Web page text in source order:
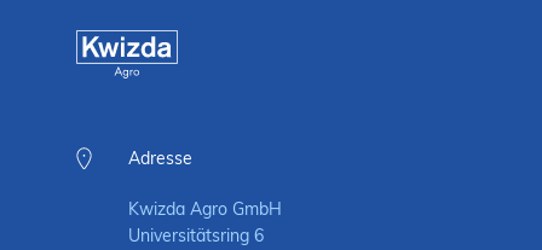
Adresse
Kwizda Agro GmbH
Universitätsring 6